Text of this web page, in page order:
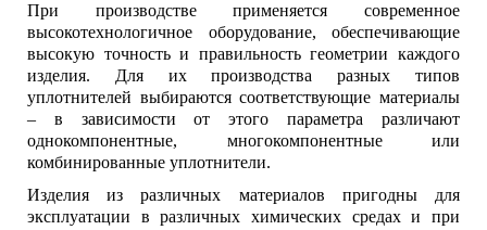
При производстве применяется современное
высокотехнологичное оборудование, обеспечивающие
высокую точность и правильность геометрии каждого
изделия. Для их производства разных типов
уплотнителей выбираются соответствующие материалы
– в зависимости от этого параметра различают
однокомпонентные, многокомпонентные или
комбинированные уплотнители.
Изделия из различных материалов пригодны для
эксплуатации в различных химических средах и при